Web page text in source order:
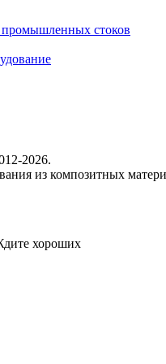
промышленных стоков
2026.
из композитных
хороших